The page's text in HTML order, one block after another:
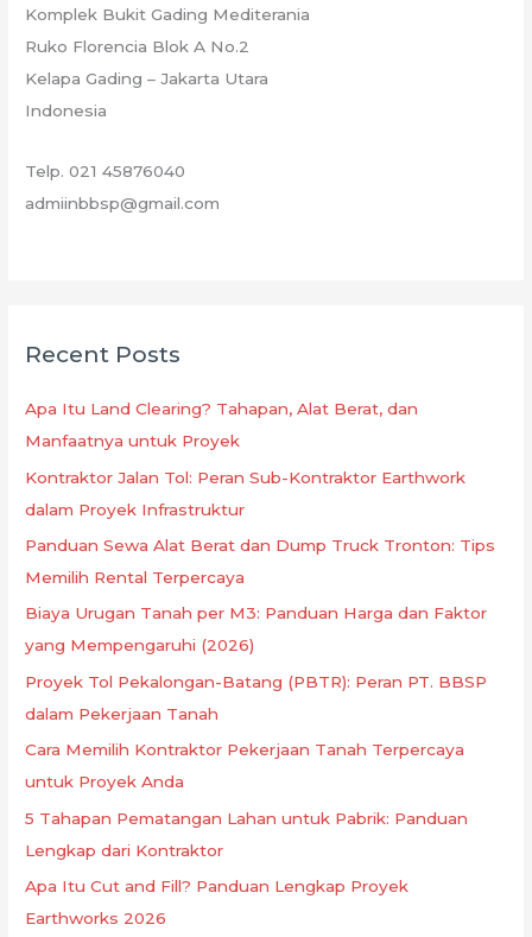
Komplek Bukit Gading Mediterania
Ruko Florencia Blok A No.2
Kelapa Gading – Jakarta Utara
Indonesia
Telp. 021 45876040
admiinbbsp@gmail.com
Recent Posts
Apa Itu Land Clearing? Tahapan, Alat Berat, dan
Manfaatnya untuk Proyek
Kontraktor Jalan Tol: Peran Sub-Kontraktor Earthwork
dalam Proyek Infrastruktur
Panduan Sewa Alat Berat dan Dump Truck Tronton: Tips
Memilih Rental Terpercaya
Biaya Urugan Tanah per M3: Panduan Harga dan Faktor
yang Mempengaruhi (2026)
Proyek Tol Pekalongan-Batang (PBTR): Peran PT. BBSP
dalam Pekerjaan Tanah
Cara Memilih Kontraktor Pekerjaan Tanah Terpercaya
untuk Proyek Anda
5 Tahapan Pematangan Lahan untuk Pabrik: Panduan
Lengkap dari Kontraktor
Apa Itu Cut and Fill? Panduan Lengkap Proyek
Earthworks 2026